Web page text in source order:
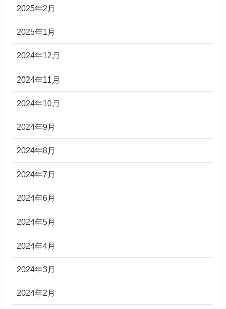
2025年2月
2025年1月
2024年12月
2024年11月
2024年10月
2024年9月
2024年8月
2024年7月
2024年6月
2024年5月
2024年4月
2024年3月
2024年2月